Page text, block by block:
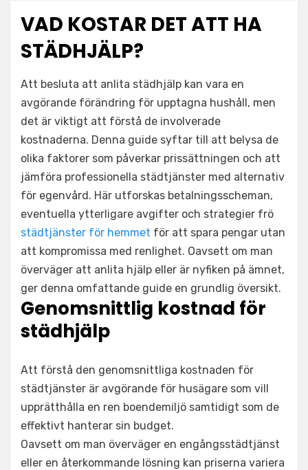
VAD KOSTAR DET ATT HA
STÄDHJÄLP?
Att besluta att anlita städhjälp kan vara en
avgörande förändring för upptagna hushåll, men
det är viktigt att förstå de involverade
kostnaderna. Denna guide syftar till att belysa de
olika faktorer som påverkar prissättningen och att
jämföra professionella städtjänster med alternativ
för egenvård. Här utforskas betalningsscheman,
eventuella ytterligare avgifter och strategier frö
städtjänster för hemmet för att spara pengar utan
att kompromissa med renlighet. Oavsett om man
överväger att anlita hjälp eller är nyfiken på ämnet,
ger denna omfattande guide en grundlig översikt.
Genomsnittlig kostnad för
städhjälp
Att förstå den genomsnittliga kostnaden för
städtjänster är avgörande för husägare som vill
upprätthålla en ren boendemiljö samtidigt som de
effektivt hanterar sin budget.
Oavsett om man överväger en engångsstädtjänst
eller en återkommande lösning kan priserna variera